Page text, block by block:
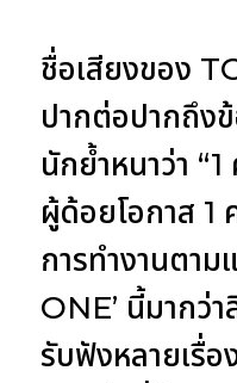
ชื่อเสียงของ
ปากต่อปากถึง
นักย้ำหนาว่า
ผู้ด้อยโอกาส 1
การทำงานตา
ONE’ นี้มากว่
รับฟังหลายเรื่อ